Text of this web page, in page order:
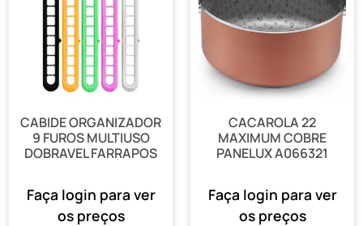
CABIDE ORGANIZADOR
9 FUROS MULTIUSO
DOBRAVEL FARRAPOS
Faça login para ver
os preços
CACAROLA 22
MAXIMUM COBRE
PANELUX A066321
Faça login para ver
os preços